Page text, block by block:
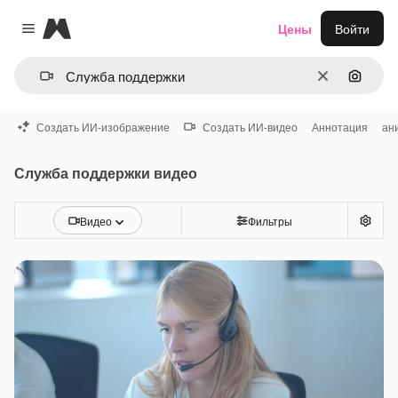
Close menu
Magnific
ОчиститьПоиск
Цены Войти
Создать ИИ-изображение Создать ИИ-видео Аннотация
Служба поддержки видео
Видео Фильтры